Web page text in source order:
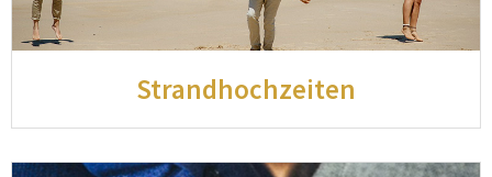
Strandhochzeiten